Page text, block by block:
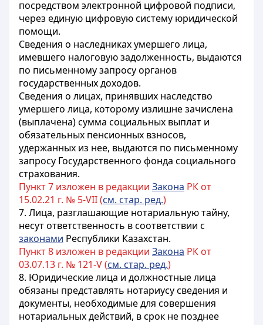
посредством электронной цифровой подписи,
через единую цифровую систему юридической
помощи.
Сведения о наследниках умершего лица,
имевшего налоговую задолженность, выдаются
по письменному запросу органов
государственных доходов.
Сведения о лицах, принявших наследство
умершего лица, которому излишне зачислена
(выплачена) сумма социальных выплат и
обязательных пенсионных взносов,
удержанных из нее, выдаются по письменному
запросу Государственного фонда социального
страхования.
Пункт 7 изложен в редакции Закона РК от
15.02.21 г. № 5-VIІ (см. стар. ред.)
7. Лица, разглашающие нотариальную тайну,
несут ответственность в соответствии с
законами Республики Казахстан.
Пункт 8 изложен в редакции Закона РК от
03.07.13 г. № 121-V (см. стар. ред.)
8. Юридические лица и должностные лица
обязаны представлять нотариусу сведения и
документы, необходимые для совершения
нотариальных действий, в срок не позднее